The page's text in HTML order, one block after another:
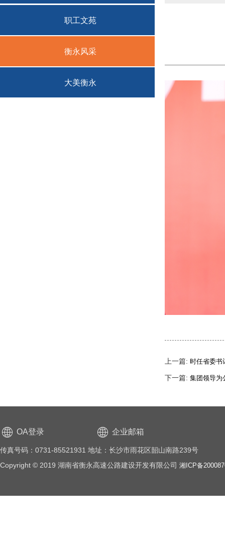
职工文苑
衡永风采
大美衡永
上一篇: 时任省委书
下一篇: 集团领导为
OA登录 企业邮箱
传真号码：0731-85521931 地址：长沙市雨花区韶山南路239号
Copyright © 2019 湖南省衡永高速公路建设开发有限公司 湘ICP备